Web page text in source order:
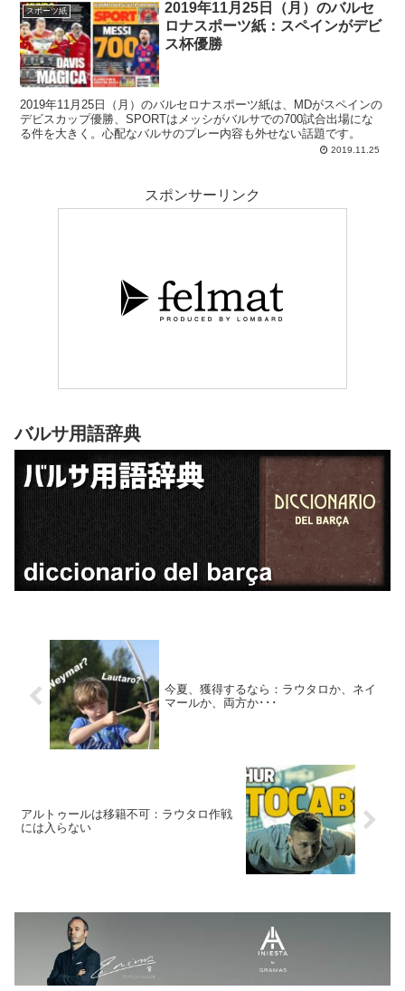
スポーツ紙
2019年11月25日（月）のバルセ
ロナスポーツ紙：スペインがデビ
ス杯優勝
2019年11月25日（月）のバルセロナスポーツ紙は、MDがスペインの
デビスカップ優勝、SPORTはメッシがバルサでの700試合出場にな
る件を大きく。心配なバルサのプレー内容も外せない話題です。
2019.11.25
スポンサーリンク
バルサ用語辞典
今夏、獲得するなら：ラウタロか、ネイ
マールか、両方か･･･
アルトゥールは移籍不可：ラウタロ作戦
には入らない